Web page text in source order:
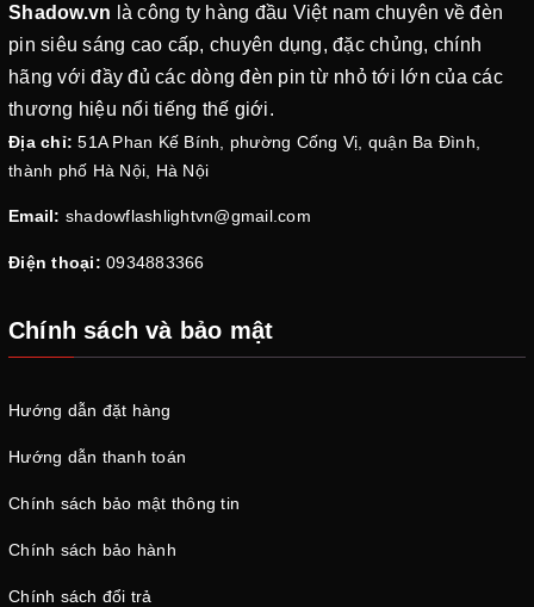
Shadow.vn là công ty hàng đầu Việt nam chuyên về đèn
pin siêu sáng cao cấp, chuyên dụng, đặc chủng, chính
hãng với đầy đủ các dòng đèn pin từ nhỏ tới lớn của các
thương hiệu nổi tiếng thế giới.
Địa chỉ: 51A Phan Kế Bính, phường Cống Vị, quận Ba Đình,
thành phố Hà Nội, Hà Nội
Email: shadowflashlightvn@gmail.com
Điện thoại: 0934883366
Chính sách và bảo mật
Hướng dẫn đặt hàng
Hướng dẫn thanh toán
Chính sách bảo mật thông tin
Chính sách bảo hành
Chính sách đổi trả